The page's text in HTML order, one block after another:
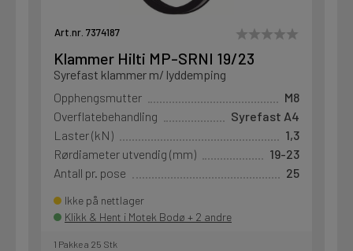
Art.nr. 7374187
Klammer Hilti MP-SRNI 19/23
Syrefast klammer m/ lyddemping
Opphengsmutter
M8
Overflatebehandling
Syrefast A4
Laster (kN)
1,3
Rørdiameter utvendig (mm)
19-23
Antall pr. pose
25
Ikke på nettlager
Klikk & Hent i Motek Bodø + 2 andre
1 Pakke a 25 Stk